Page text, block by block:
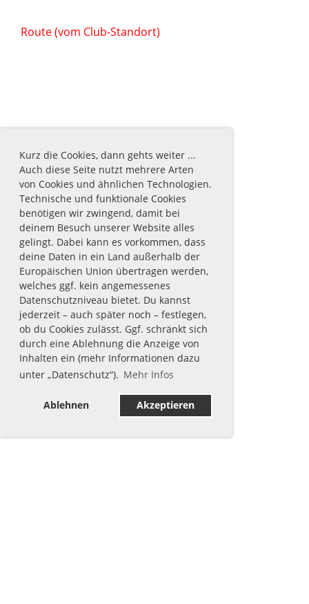
Kurz die Cookies, dann gehts weiter ...
Auch diese Seite nutzt mehrere Arten
von Cookies und ähnlichen Technologien.
Technische und funktionale Cookies
benötigen wir zwingend, damit bei
deinem Besuch unserer Website alles
gelingt. Dabei kann es vorkommen, dass
deine Daten in ein Land außerhalb der
Europäischen Union übertragen werden,
welches ggf. kein angemessenes
Datenschutzniveau bietet. Du kannst
jederzeit – auch später noch – festlegen,
ob du Cookies zulässt. Ggf. schränkt sich
durch eine Ablehnung die Anzeige von
Inhalten ein (mehr Informationen dazu
unter „Datenschutz“). Mehr Infos
Ablehnen Akzeptieren
Route (vom Club-Standort)